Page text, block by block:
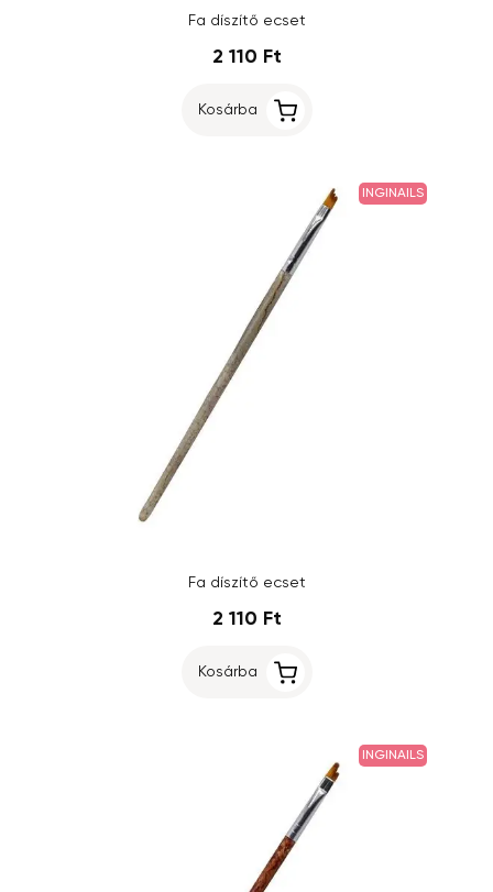
Fa díszítő ecset
2 110 Ft
Kosárba
INGINAILS
Fa díszítő ecset
2 110 Ft
Kosárba
INGINAILS